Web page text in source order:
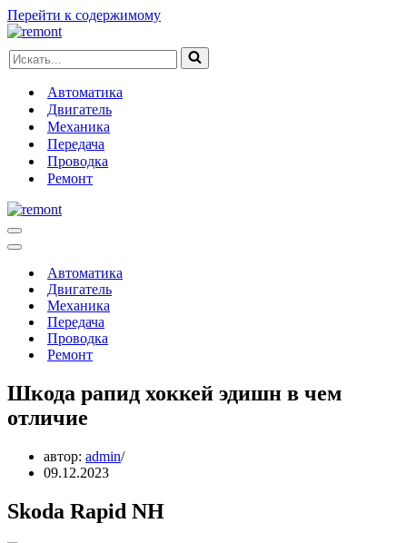
Перейти к содержимому
Искать...
Автоматика
Двигатель
Механика
Передача
Проводка
Ремонт
Меню
навигации
Меню
навигацииАвтоматика
Двигатель
Механика
Передача
Проводка
Ремонт
Шкода рапид хоккей эдишн в чем
отличие
автор: admin
09.12.2023
Skoda Rapid NH